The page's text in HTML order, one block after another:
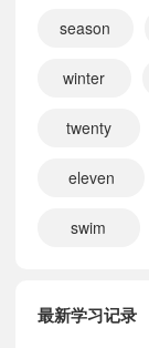
season
winter
twenty
eleven
swim
最新学习记录
小宝428507 正在